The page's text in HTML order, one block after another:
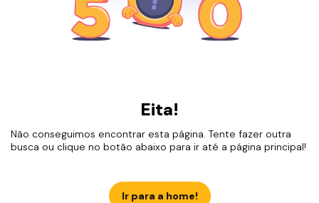
Eita!
Não conseguimos encontrar esta página. Tente fazer outra
busca ou clique no botão abaixo para ir até a página principal!
Ir para a home!